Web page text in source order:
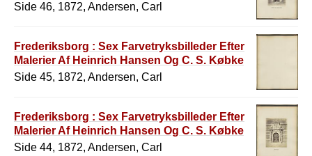
Side 46, 1872, Andersen, Carl
Frederiksborg : Sex Farvetryksbilleder Efter
Malerier Af Heinrich Hansen Og C. S. Købke
Side 45, 1872, Andersen, Carl
Frederiksborg : Sex Farvetryksbilleder Efter
Malerier Af Heinrich Hansen Og C. S. Købke
Side 44, 1872, Andersen, Carl